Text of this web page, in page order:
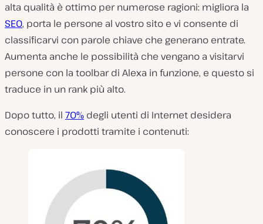
alta qualità è ottimo per numerose ragioni: migliora la
SEO, porta le persone al vostro sito e vi consente di
classificarvi con parole chiave che generano entrate.
Aumenta anche le possibilità che vengano a visitarvi
persone con la toolbar di Alexa in funzione, e questo si
traduce in un rank più alto.
Dopo tutto, il 70% degli utenti di Internet desidera
conoscere i prodotti tramite i contenuti: